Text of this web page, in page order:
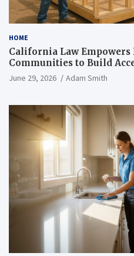
HOME
California Law Empowers
Communities to Build
June 29, 2026 Adam Smith